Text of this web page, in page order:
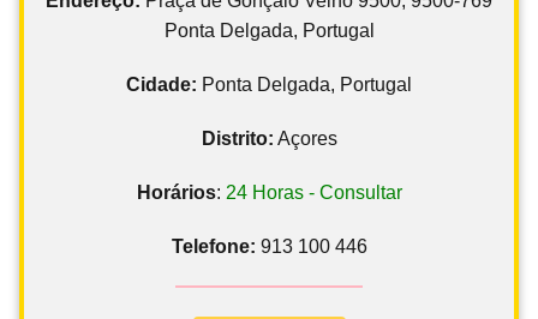
Ponta Delgada, Portugal
Cidade: Ponta Delgada, Portugal
Distrito: Açores
Horários: 24 Horas - Consultar
Telefone: 913 100 446